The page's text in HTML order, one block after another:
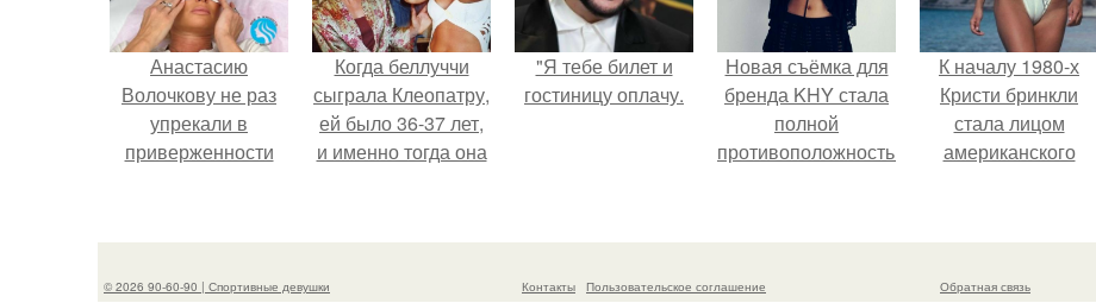
Анастасию
Волочкову не раз
упрекали в
приверженности
Когда беллуччи
сыграла Клеопатру,
ей было 36-37 лет,
и именно тогда она
"Я тебе билет и
гостиницу оплачу.
Новая съёмка для
бренда KHY стала
полной
противоположностью
ассоциировалась
К началу 1980-х
Кристи бринкли
стала лицом
американского
воплощением
привлекательности.
© 2026 90-60-90 | Спортивные девушки Контакты Пользовательское соглашение Обратная связь